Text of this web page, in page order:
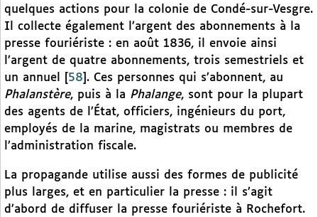
quelques actions pour la colonie de Condé-sur-Vesgre.
Il collecte également l’argent des abonnements à la
presse fouriériste : en août 1836, il envoie ainsi
l’argent de quatre abonnements, trois semestriels et
un annuel
58 . Ces personnes qui s’abonnent, au
Phalanstère, puis à la Phalange, sont pour la plupart
des agents de l’État, officiers, ingénieurs du port,
employés de la marine, magistrats ou membres de
l’administration fiscale.
La propagande utilise aussi des formes de publicité
plus larges, et en particulier la presse : il s’agit
d’abord de diffuser la presse fouriériste à Rochefort.